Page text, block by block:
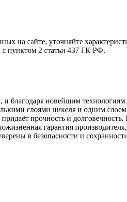
на сайте, уточняйте
с пунктом 2 статьи 437 ГК РФ.
благодаря новейшим
слоями никеля и одним
прочность и
гарантия
в безопасности и